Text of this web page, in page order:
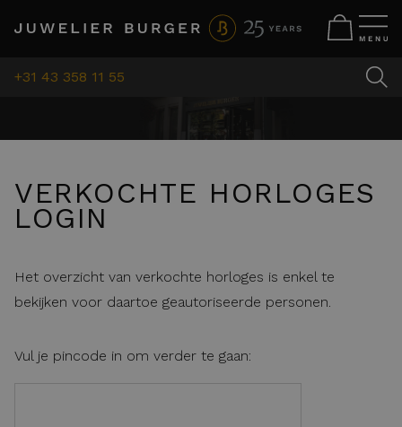
+31 43 358 11 55
VERKOCHTE HORLOGES
LOGIN
Het overzicht van verkochte horloges is enkel te
bekijken voor daartoe geautoriseerde personen.
Vul je pincode in om verder te gaan: